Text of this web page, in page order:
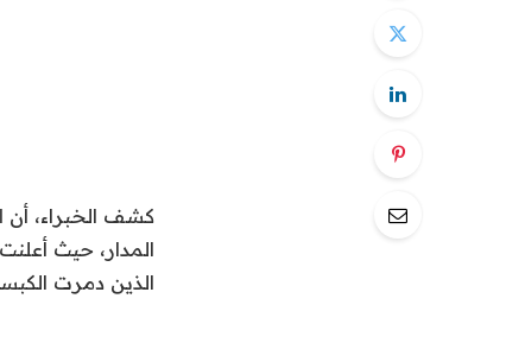
كشف الخبراء، أن
المدار، حيث
الذين دمرت